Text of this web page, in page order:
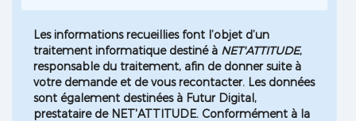
Les informations recueillies font l’objet d’un
traitement informatique destiné à NET'ATTITUDE,
responsable du traitement, afin de donner suite à
votre demande et de vous recontacter. Les données
sont également destinées à Futur Digital,
prestataire de NET'ATTITUDE. Conformément à la